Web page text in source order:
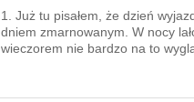
1. Już tu pisałem, że dzień
dniem zmarnowanym. W nocy
wieczorem nie bardzo na to